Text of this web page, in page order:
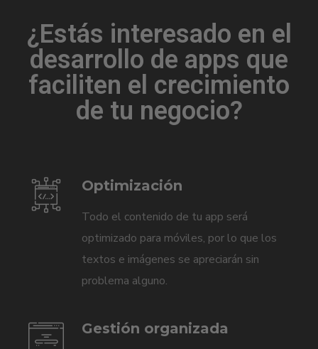
¿Estás interesado en el
desarrollo de apps que
faciliten el crecimiento
de tu negocio?
Optimización
Todo el contenido de tu app será
optimizado para móviles, por lo que los
textos e imágenes se apreciarán sin
problema alguno.
Gestión organizada